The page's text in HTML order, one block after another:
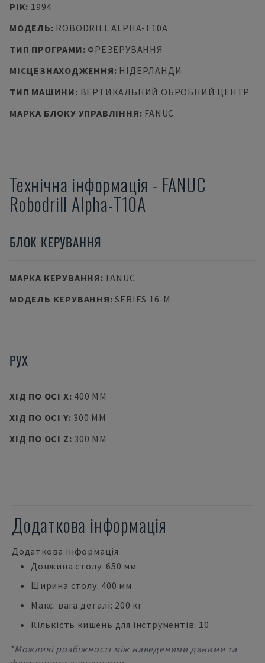
РІК: 1994
МОДЕЛЬ: ROBODRILL ALPHA-T10A
ТИП ПРОГРАМИ: ФРЕЗЕРУВАННЯ
МІСЦЕЗНАХОДЖЕННЯ: НІДЕРЛАНДИ
ТИП МАШИНИ: ВЕРТИКАЛЬНИЙ ОБРОБНИЙ ЦЕНТР
МАРКА БЛОКУ УПРАВЛІННЯ: FANUC
Технічна інформація - FANUC
Robodrill Alpha-T10A
БЛОК КЕРУВАННЯ
МАРКА КЕРУВАННЯ: FANUC
МОДЕЛЬ КЕРУВАННЯ:SERIES 16-M
РУХ
ХІД ПО ОСІ X: 400 MM
ХІД ПО ОСІ Y: 300 MM
ХІД ПО ОСІ Z: 300 MM
Додаткова інформація
Додаткова інформація
Довжина столу: 650 мм
Ширина столу: 400 мм
Макс. вага деталі: 200 кг
Кількість кишень для інструментів: 10
*Можливі розбіжності між наведеними даними та